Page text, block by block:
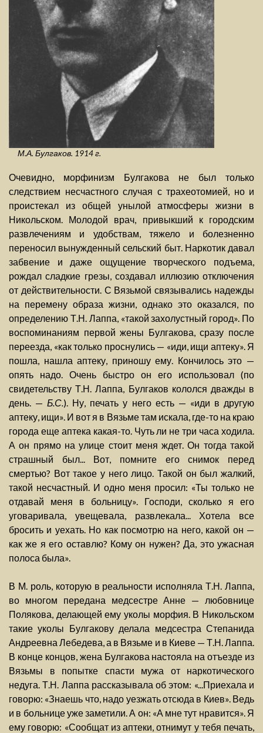
М.А. Булгаков. 1914 г.
Очевидно, морфинизм Булгакова не был только
следствием несчастного случая с трахеотомией, но и
проистекал из общей унылой атмосферы жизни в
Никольском. Молодой врач, привыкший к городским
развлечениям и удобствам, тяжело и болезненно
переносил вынужденный сельский быт. Наркотик давал
забвение и даже ощущение творческого подъема,
рождал сладкие грезы, создавал иллюзию отключения
от действительности. С Вязьмой связывались надежды
на перемену образа жизни, однако это оказался, по
определению Т.Н. Лаппа, «такой захолустный город». По
воспоминаниям первой жены Булгакова, сразу после
переезда, «как только проснулись — «иди, ищи аптеку». Я
пошла, нашла аптеку, приношу ему. Кончилось это —
опять надо. Очень быстро он его использовал (по
свидетельству Т.Н. Лаппа, Булгаков кололся дважды в
день. —Б.С.). Ну, печать у него есть — «иди в другую
аптеку, ищи». И вот я в Вязьме там искала, где-то на краю
города еще аптека какая-то. Чуть ли не три часа ходила.
А он прямо на улице стоит меня ждет. Он тогда такой
страшный был... Вот, помните его снимок перед
смертью? Вот такое у него лицо. Такой он был жалкий,
такой несчастный. И одно меня просил: «Ты только не
отдавай меня в больницу». Господи, сколько я его
уговаривала, увещевала, развлекала... Хотела все
бросить и уехать. Но как посмотрю на него, какой он —
как же я его оставлю? Кому он нужен? Да, это ужасная
полоса была».
В М. роль, которую в реальности исполняла Т.Н. Лаппа,
во многом передана медсестре Анне — любовнице
Полякова, делающей ему уколы морфия. В Никольском
такие уколы Булгакову делала медсестра Степанида
Андреевна Лебедева, а в Вязьме и в Киеве — Т.Н. Лаппа.
В конце концов, жена Булгакова настояла на отъезде из
Вязьмы в попытке спасти мужа от наркотического
недуга. Т.Н. Лаппа рассказывала об этом: «...Приехала и
говорю: «Знаешь что, надо уезжать отсюда в Киев». Ведь
и в больнице уже заметили. А он: «А мне тут нравится». Я
ему говорю: «Сообщат из аптеки, отнимут у тебя печать,